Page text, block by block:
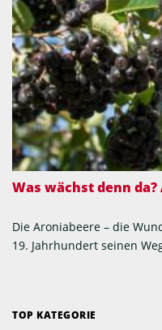
Was wächst denn
Die Aroniabeere – die
19. Jahrhundert seinen
TOP KATEGORIE